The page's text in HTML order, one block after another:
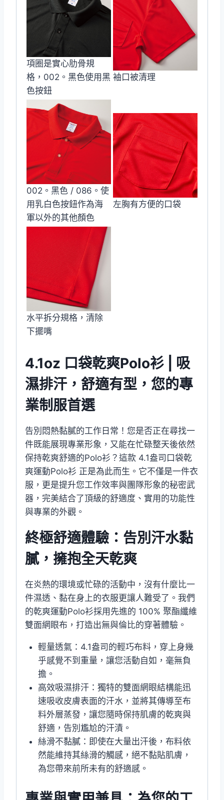
項圈是實心肋骨規
格，002。黑色使用黑
色按鈕
袖口被清理
002。黑色 / 086。使
用乳白色按鈕作為海
軍以外的其他顏色
左胸有方便的口袋
水平拆分規格，清除
下擺嘴
4.1oz 口袋乾爽Polo衫 | 吸
濕排汗，舒適有型，您的專
業制服首選
告別悶熱黏膩的工作日常！您是否正在尋找一
件既能展現專業形象，又能在忙碌整天後依然
保持乾爽舒適的Polo衫？這款 4.1盎司口袋乾
爽運動Polo衫 正是為此而生。它不僅是一件衣
服，更是提升您工作效率與團隊形象的秘密武
器，完美結合了頂級的舒適度、實用的功能性
與專業的外觀。
終極舒適體驗：告別汗水黏
膩，擁抱全天乾爽
在炎熱的環境或忙碌的活動中，沒有什麼比一
件濕透、黏在身上的衣服更讓人難受了。我們
的乾爽運動Polo衫採用先進的 100% 聚酯纖維
雙面網眼布，打造出無與倫比的穿著體驗。
輕量透氣：4.1盎司的輕巧布料，穿上身幾
乎感覺不到重量，讓您活動自如，毫無負
擔。
高效吸濕排汗：獨特的雙面網眼結構能迅
速吸收皮膚表面的汗水，並將其傳導至布
料外層蒸發，讓您隨時保持肌膚的乾爽與
舒適，告別尷尬的汗漬。
絲滑不黏膩：即使在大量出汗後，布料依
然能維持其絲滑的觸感，絕不黏貼肌膚，
為您帶來前所未有的舒適感。